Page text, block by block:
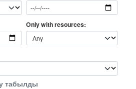
Only with resources
табылды